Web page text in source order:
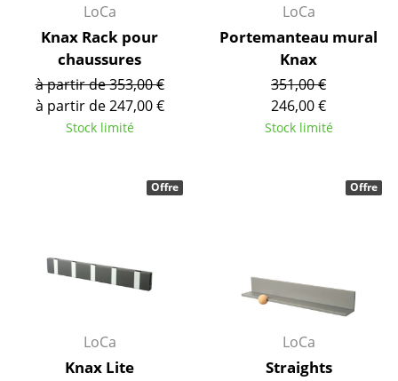
Tables enfants
Chariots & Dessertes
... voir toutes les tables
Étagères & Armoires
Bibliothèques
Buffets & Commodes
LoCa
Knax Rack pour
chaussures
à partir de 353,00 €
à partir de 247,00 €
Stock limité
LoCa
Portemanteau mural
Knax
351,00 €
246,00 €
Stock limité
LoCa
Knax Lite
Offre
LoCa
Straights
Offre